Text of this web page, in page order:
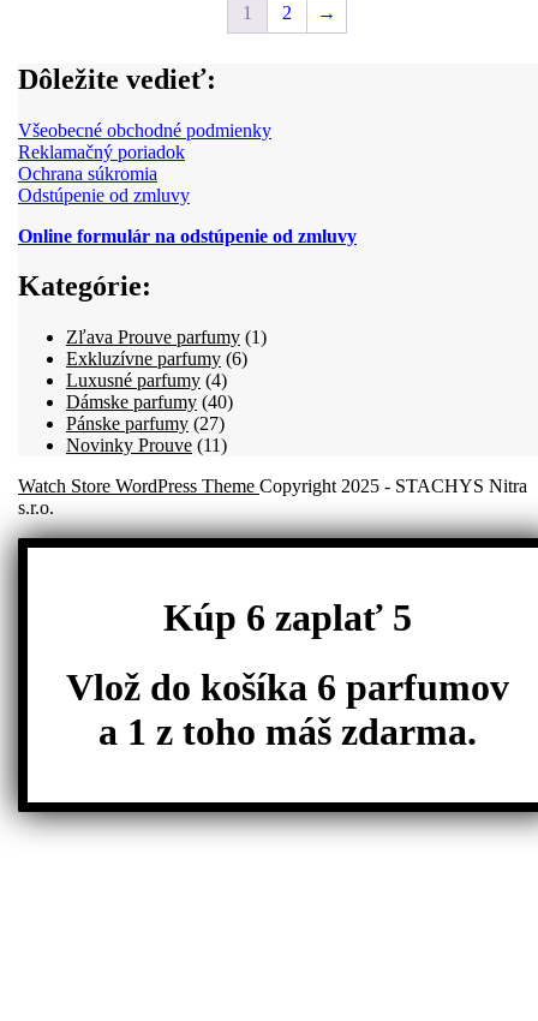
1 2 →
Dôležite vedieť:
Všeobecné obchodné podmienky
Reklamačný poriadok
Ochrana súkromia
Odstúpenie od zmluvy
Online formulár na odstúpenie od zmluvy
Kategórie:
Zľava Prouve parfumy 11
Exkluzívne parfumy 66
Luxusné parfumy 44
produkty
Dámske parfumy 4040
Pánske parfumy 2727
produktov
Novinky Prouve 1111
Watch Store WordPress Theme Copyright 2025 - STACHYS Nitra
s.r.o.
Scroll
Kúp 6 zaplať 5
Vlož do košíka 6 parfumov
a 1 z toho máš zdarma.